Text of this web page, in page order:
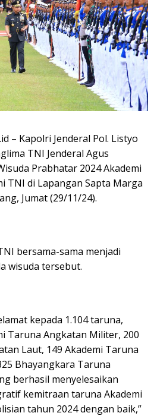
– Kapolri Jenderal Pol. Listyo
TNI Jenderal Agus
Prabhatar 2024 Akademi
TNI di Lapangan Sapta Marga
Jumat (29/11/24).
bersama-sama menjadi
wisuda tersebut.
kepada 1.104 taruna,
Taruna Angkatan Militer, 200
Laut, 149 Akademi Taruna
Bhayangkara Taruna
berhasil menyelesaikan
kemitraan taruna Akademi
tahun 2024 dengan baik,”